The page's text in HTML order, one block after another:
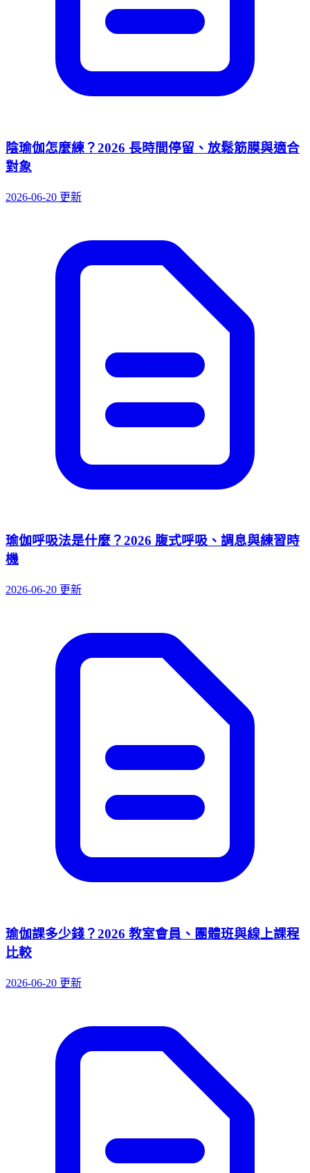
陰瑜伽怎麼練？2026 長時間停留、放鬆筋膜與適合
對象
2026-06-20 更新
瑜伽呼吸法是什麼？2026 腹式呼吸、調息與練習時
機
2026-06-20 更新
瑜伽課多少錢？2026 教室會員、團體班與線上課程
比較
2026-06-20 更新